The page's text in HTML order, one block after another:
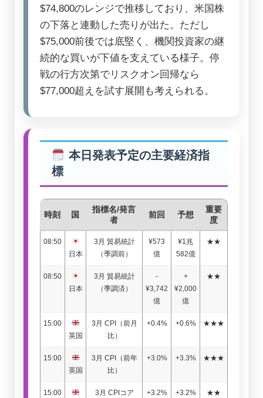
$74,800のレンジで推移しており、米国株
の下落と連動した売りが出た。ただし
$75,000前後では底堅く、機関投資家の継
続的な買いが下値を支えている様子。停
戦の行方次第でリスクオン回帰なら
$77,000超えを試す展開も考えられる。
本日発表予定の主要経済指
標
時刻 国
指標名/発言
者
前回 予想
重要
度
08:50
日本
3月 貿易統計
（季調前）
¥573
億
¥1兆
582億
★★
08:50
日本
3月 貿易統計
（季調済）
-
¥3,742
億
+
¥2,000
億
★★
15:00
英国
3月 CPI（前月
比）
+0.4% +0.6% ★★★
15:00
英国
3月 CPI（前年
比）
+3.0% +3.3% ★★★
15:00
3月 CPIコア
+3.2% +3.2% ★★